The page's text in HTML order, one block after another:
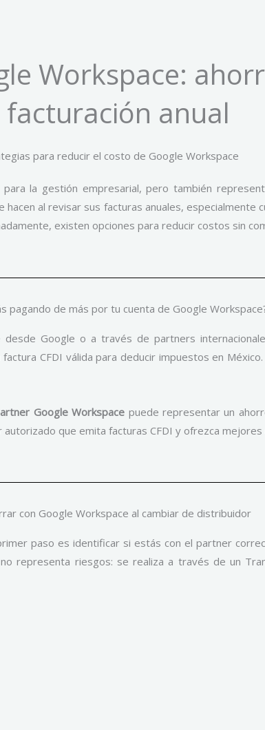
Workspace:
anual
la gestión empresarial, pero también
al revisar sus facturas anuales, especialmente
existen opciones para reducir costos sin
pagando de más por tu cuenta de Google
Google o a través de partners
CFDI válida para deducir impuestos en
Google Workspace puede representar un
que emita facturas CFDI y ofrezca mejores
con Google Workspace al cambiar de distribuidor
paso es identificar si estás con el partner
representa riesgos: se realiza a través de un